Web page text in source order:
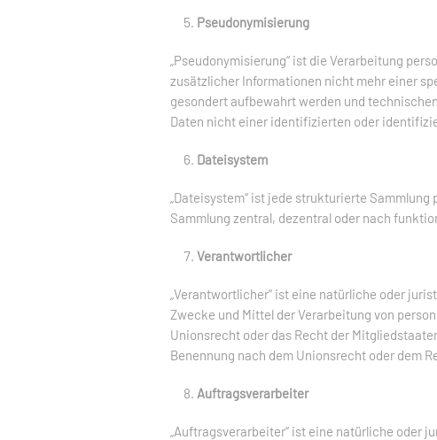
Pseudonymisierung
„Pseudonymisierung“ ist die Verarbeitung
zusätzlicher Informationen nicht mehr einer
gesondert aufbewahrt werden und
Daten nicht einer identifizierten oder
Dateisystem
„Dateisystem“ ist jede strukturierte
Sammlung zentral, dezentral oder nach
Verantwortlicher
„Verantwortlicher“ ist eine natürliche oder
Zwecke und Mittel der Verarbeitung von
Unionsrecht oder das Recht der
Benennung nach dem Unionsrecht oder dem
Auftragsverarbeiter
„Auftragsverarbeiter“ ist eine natürliche oder